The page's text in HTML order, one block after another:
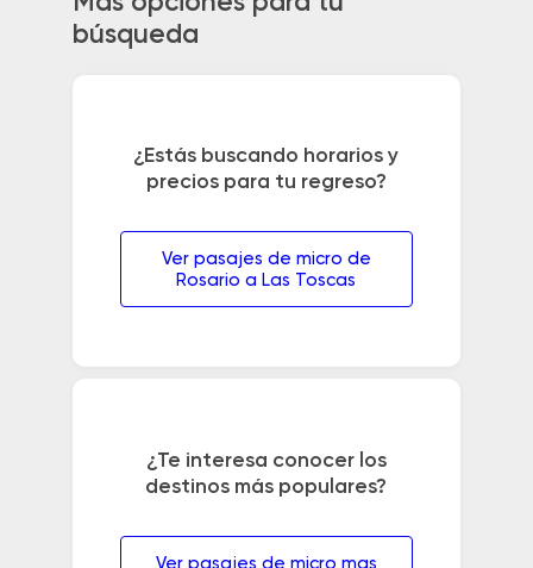
búsqueda
¿Estás buscando horarios y
precios para tu regreso?
Ver pasajes de micro de
Rosario a Las Toscas
¿Te interesa conocer los
destinos más populares?
Ver pasajes de micro mas